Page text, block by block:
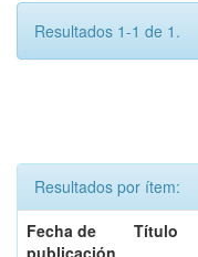
Resultados 1-1 de 1.
Resultados por ítem:
Fecha de
publicación
Título